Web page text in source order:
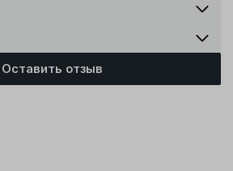
Оставить отзыв